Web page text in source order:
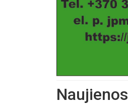
Naujienos